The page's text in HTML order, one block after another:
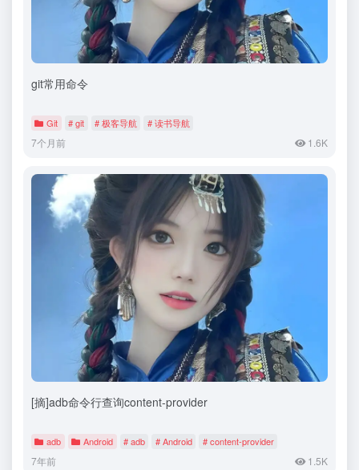
git常用命令
Git # git # 极客导航 # 读书导航
7个月前 1.6K
[摘]adb命令行查询content-provider
adb Android # adb # Android # content-provider
7年前 1.5K